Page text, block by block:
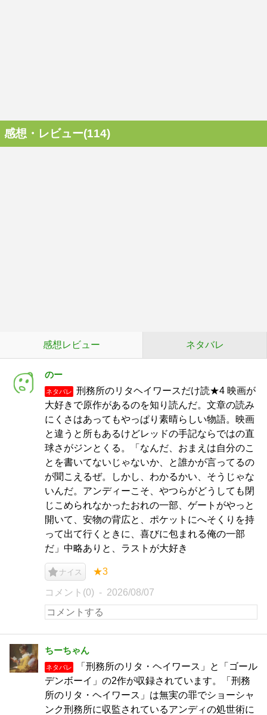
感想・レビュー(114)
感想レビュー ネタバレ
のー
ネタバレ
刑務所のリタヘイワースだけ読★4 映画が
大好きで原作があるのを知り読んだ。文章の読み
にくさはあってもやっぱり素晴らしい物語。映画
と違うと所もあるけどレッドの手記ならではの直
球さがジンとくる。「なんだ、おまえは自分のこ
とを書いてないじゃないか、と誰かが言ってるの
が聞こえるぜ。しかし、わかるかい、そうじゃな
いんだ。アンディーこそ、やつらがどうしても閉
じこめられなかったおれの一部、ゲートがやっと
開いて、安物の背広と、ポケットにへそくりを持
って出て行くときに、喜びに包まれる俺の一部
だ」中略ありと、ラストが大好き
ナイス ★3
コメント(0) 2026/08/07
ちーちゃん
ネタバレ
「刑務所のリタ・ヘイワース」と「ゴール
デンボーイ」の2作が収録されています。「刑務
所のリタ・ヘイワース」は無実の罪でショーシャ
ンク刑務所に収監されているアンディの処世術に